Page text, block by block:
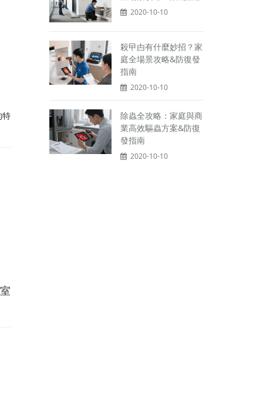
特
2020-10-10
殺曱甴有什麼妙招？家
庭全場景攻略&防復發
指南
2020-10-10
除蟲全攻略：家庭與商
業高效驅蟲方案&防復
發指南
2020-10-10